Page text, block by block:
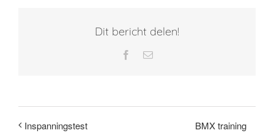
Dit bericht delen!
Facebook
E-
Inspanningstest BMX training